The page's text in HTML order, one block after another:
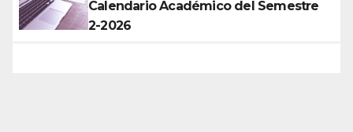
Calendario Académico del Semestre
2-2026